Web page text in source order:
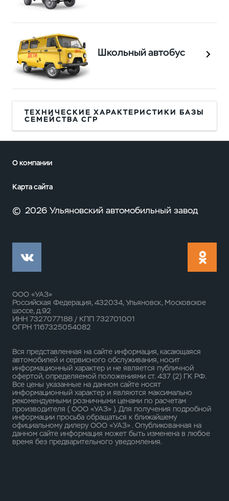
Школьный автобус
ТЕХНИЧЕСКИЕ ХАРАКТЕРИСТИКИ БАЗЫ
СЕМЕЙСТВА СГР
О компании
Карта сайта
© 2026 Ульяновский автомобильный завод
ООО «УАЗ»
Российская Федерация, 432034, Ульяновск, Московское
шоссе, д.92
ИНН 7327077188 / КПП 732701001
ОГРН 1167325054082
Вся представленная на сайте информация, касающаяся
автомобилей и сервисного обслуживания, носит
информационный характер и не является публичной
офертой, определяемой положениями ст. 437 (2) ГК РФ.
Все цены указанные на данном сайте носят
информационный характер и являются максимально
рекомендуемыми розничными ценами по расчетам
производителя ( ООО «УАЗ» ). Для получения подробной
информации просьба обращаться к ближайшему
официальному дилеру ООО «УАЗ» . Опубликованная на
данном сайте информация может быть изменена в любое
время без предварительного уведомления.